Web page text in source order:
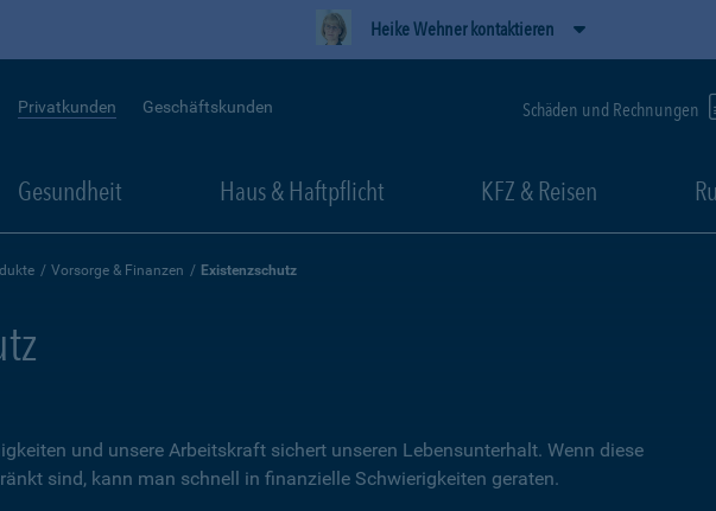
Heike Wehner kontaktieren
Privatkunden Geschäftskunden Schäden und Rechnungen
Gesundheit Haus & Haftpflicht KFZ & Reisen
Vorsorge & Finanzen Existenzschutz
und unsere Arbeitskraft sichert unseren Lebensunterhalt. Wenn diese
sind, kann man schnell in finanzielle Schwierigkeiten geraten.